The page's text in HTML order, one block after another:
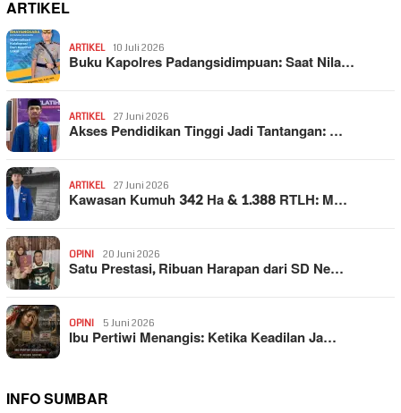
ARTIKEL
ARTIKEL 10 Juli 2026
Buku Kapolres Padangsidimpuan: Saat Nila…
ARTIKEL 27 Juni 2026
Akses Pendidikan Tinggi Jadi Tantangan: …
ARTIKEL 27 Juni 2026
Kawasan Kumuh 342 Ha & 1.388 RTLH: M…
OPINI 20 Juni 2026
Satu Prestasi, Ribuan Harapan dari SD Ne…
OPINI 5 Juni 2026
Ibu Pertiwi Menangis: Ketika Keadilan Ja…
INFO SUMBAR